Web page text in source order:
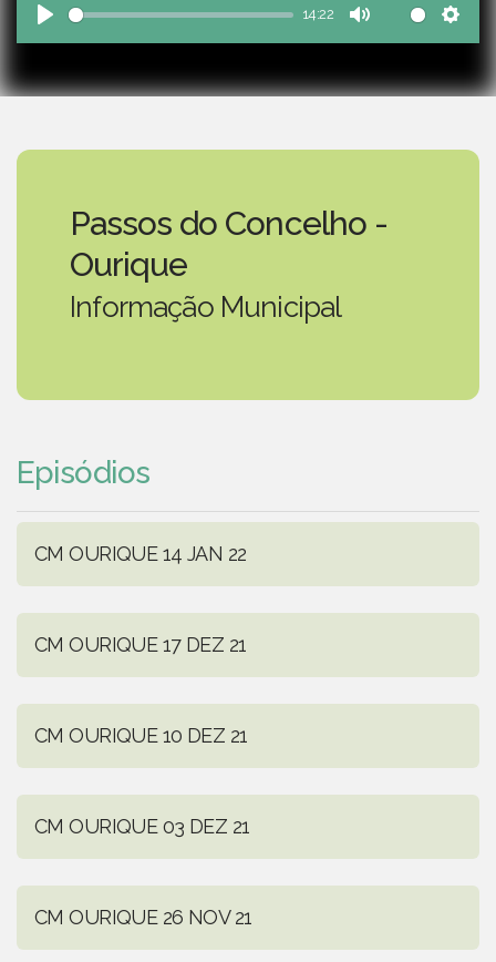
Play
14:22
Mute
Passos do Concelho -
Ourique
Informação Municipal
Episódios
CM OURIQUE 14 JAN 22
CM OURIQUE 17 DEZ 21
CM OURIQUE 10 DEZ 21
CM OURIQUE 03 DEZ 21
CM OURIQUE 26 NOV 21